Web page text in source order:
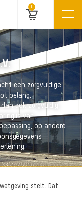
0
een zorgvuldige
belang.
ook zorgvuldig
is van
op andere
stelt. Dat